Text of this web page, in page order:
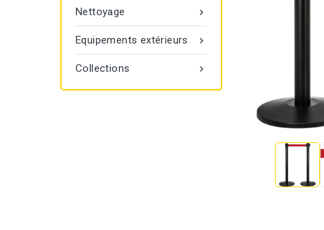

Nettoyage

Equipements extérieurs

Collections